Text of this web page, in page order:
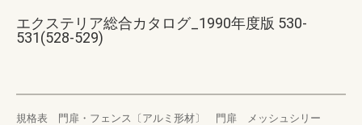
エクステリア総合カタログ_1990年度版 530-
531(528-529)
規格表 門扉・フェンス〔アルミ形材〕 門扉 メッシュシリー